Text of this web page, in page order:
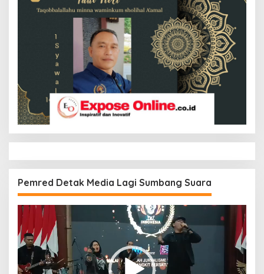
Pemred Detak Media Lagi Sumbang Suara
Pemutar
Video